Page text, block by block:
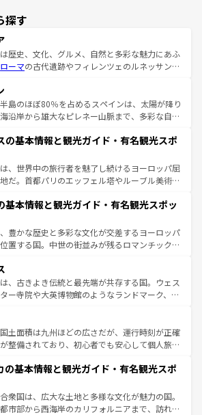
探す
歴史、文化、グルメ、自然と多彩な魅力にあふ
ローマの古代遺跡やフィレンツェのルネッサンス
カーナの美しい田園風景やアマルフィ海岸の絶
然景観も見逃せない。観光の合間には、本場の
タなど、絶品のイタリア料理を堪能することも
るイタリアで、忘れられない旅をしてみよう！
のイタリア情報は
島のほぼ80％を占めるスペインは、太陽が降り
沿岸から雄大なピレネー山脈まで、多彩な自然
くこの国では、情熱的なフラメンコ、熱気あふ
そして美味しいタパスが生活の一部となってい
ドリードの洗練された雰囲気や、バルセロナの
れた街角から、地方では古代ローマ遺跡や中世
によって風土や気候が異なるスペインはその個
覧 を参照してほしい。
の基本情報と観光ガイド・有名観光スポ
、世界中の旅行者を魅了し続けるヨーロッパ屈
だ。首都パリのエッフェル塔やルーブル美術館
魅力が詰まっている。華麗な宮殿、歴史的な大
いビーチ、そして豊かな自然が、訪れる者を心
る。また、フランスは美食の国としても知ら
ス料理はユネスコ無形文化遺産にも登録されて
ベンダー畑など、多彩な楽しみ方が可能だ。さ
リ以外の地域にも魅力が溢れており、どの街角に
史と文化が息づいている。パリ以外の個性あふ
ほしい。
基本情報と観光ガイド・有名観光スポッ
豊かな歴史と多彩な文化が交差するヨーロッパ
置する国。中世の街並みが残るロマンチック街
の国は、どこを歩いても飽きることがない。ベ
化的活気、バイエルン州のアルプスの絶景、そ
川沿いのワイン畑といった風景は必見。ビール
な人にはぜひ体験してほしい。 なお、新着の
はコンテンツ一覧を参照してほしい。
、古きよき伝統と最先端が共存する国。ウェス
ー寺院や大英博物館のようなランドマーク、歴
異なる魅力がある。また、優雅なアフタヌーン
ール好きにはたまらない英国パブ、サッカー観
場だからこそできる体験も豊富。イギリスを旅
を参照してほしい。
土面積は九州ほどの広さだが、運行時刻が正確
整備されており、初心者でも安心して個人旅行
のまま残る町や、スイスならではのユニークな
り、アルプス観光だけでなく町歩きも満喫する
る。国民の所得が高いため物価も高いが、旅行
通パス提供のサービスもあり、うまく活用すれ
の基本情報と観光ガイド・有名観光スポ
衆国は、広大な土地と多様な文化が魅力の国。
市部から西海岸のカリフォルニアまで、訪れる